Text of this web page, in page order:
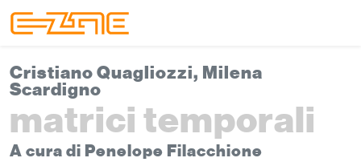
Cristiano Quagliozzi, Milena
Scardigno
matrici temporali
A cura di Penelope Filacchione